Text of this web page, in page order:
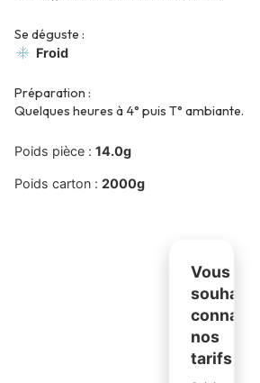
Se déguste :
Froid
Préparation :
Quelques heures à 4° puis T° ambiante.
Poids pièce : 14.0g
Poids carton : 2000g
Vous
souhaitez
connaître
nos
tarifs ?